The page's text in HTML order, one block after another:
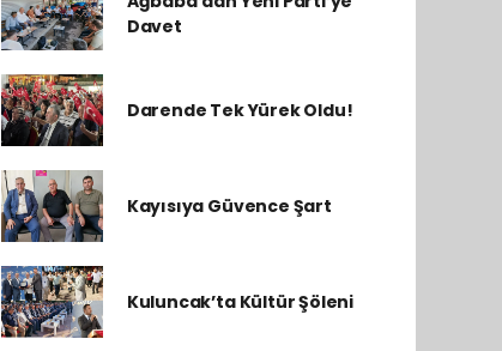
Davet
Darende Tek Yürek Oldu!
Kayısıya Güvence Şart
Kuluncak’ta Kültür Şöleni